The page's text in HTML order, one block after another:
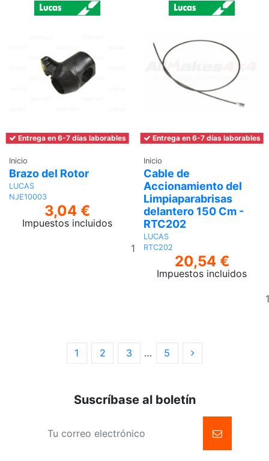
Entrega en 6-7 días laborables
Inicio
Brazo del Rotor
LUCAS
NJE10003
3,04 €
Impuestos incluidos
Añadir
carrito
Entrega en 6-7 días laborables
Inicio
Cable de
Accionamiento del
Limpiaparabrisas
delantero 150 Cm -
RTC202
LUCAS
RTC202
20,54 €
Impuestos incluidos
1 2 3 … 5
Suscríbase al boletín